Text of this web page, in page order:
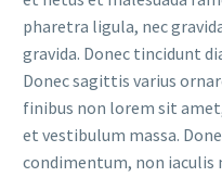
pharetra ligula, nec
gravida. Donec tincidunt
Donec sagittis varius
finibus non lorem sit
et vestibulum massa.
condimentum, non iaculis